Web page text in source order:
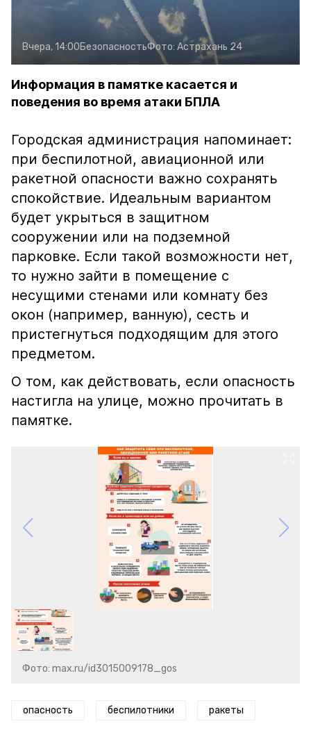
Вчера, 14:00БезопасностьФото: Астрахань 24
Информация в памятке касается и
поведения во время атаки БПЛА
Городская администрация напоминает:
при беспилотной, авиационной или
ракетной опасности важно сохранять
спокойствие. Идеальным вариантом
будет укрыться в защитном
сооружении или на подземной
парковке. Если такой возможности нет,
то нужно зайти в помещение с
несущими стенами или комнату без
окон (например, ванную), сесть и
пристегнуться подходящим для этого
предметом.
О том, как действовать, если опасность
настигла на улице, можно прочитать в
памятке.
Фото: max.ru/id3015009178_gos
опасность беспилотники ракеты